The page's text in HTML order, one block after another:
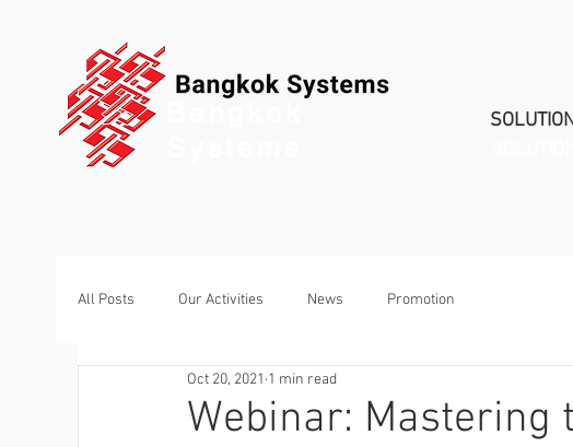
All Posts Our Activities News Promotion
Webinar: Mastering
Oct 20, 2021 1 min read